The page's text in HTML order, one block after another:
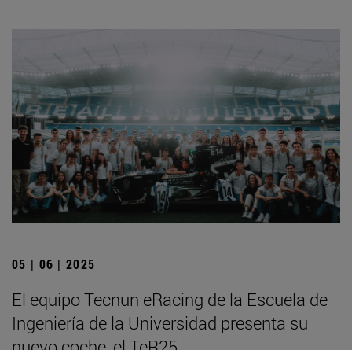
05 | 06 | 2025
El equipo Tecnun eRacing de la Escuela de
Ingeniería de la Universidad presenta su